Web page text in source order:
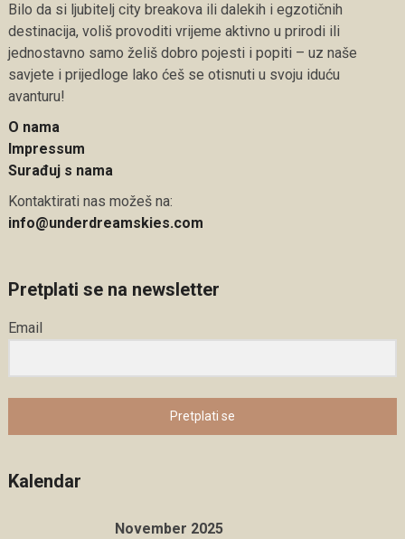
Bilo da si ljubitelj city breakova ili dalekih i egzotičnih
destinacija, voliš provoditi vrijeme aktivno u prirodi ili
jednostavno samo želiš dobro pojesti i popiti – uz naše
savjete i prijedloge lako ćeš se otisnuti u svoju iduću
avanturu!
O nama
Impressum
Surađuj s nama
Kontaktirati nas možeš na:
info@underdreamskies.com
Pretplati se na newsletter
Email
Pretplati se
Kalendar
November 2025